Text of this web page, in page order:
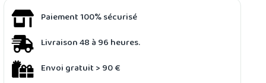
Paiement 100% sécurisé
Livraison 48 à 96 heures.
Envoi gratuit > 90 €